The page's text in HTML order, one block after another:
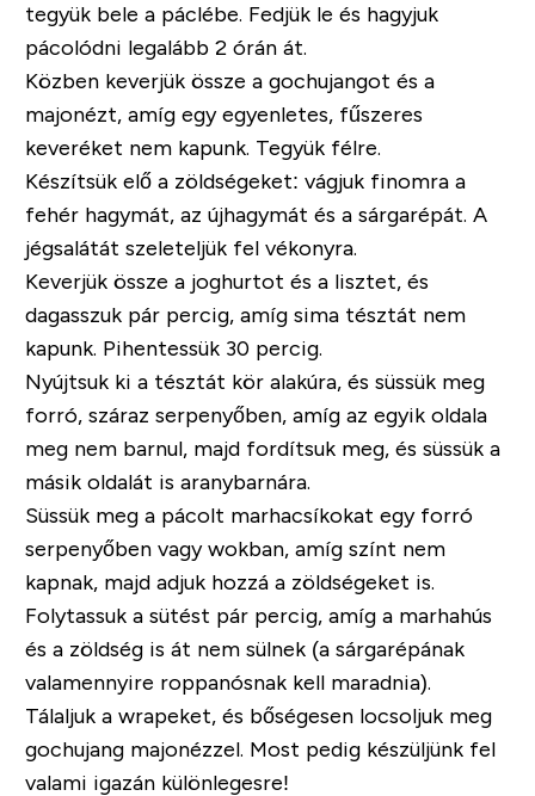
tegyük bele a páclébe. Fedjük le és hagyjuk
pácolódni legalább 2 órán át.
Közben keverjük össze a gochujangot és a
majonézt, amíg egy egyenletes, fűszeres
keveréket nem kapunk. Tegyük félre.
Készítsük elő a zöldségeket: vágjuk finomra a
fehér hagymát, az újhagymát és a sárgarépát. A
jégsalátát szeleteljük fel vékonyra.
Keverjük össze a joghurtot és a lisztet, és
dagasszuk pár percig, amíg sima tésztát nem
kapunk. Pihentessük 30 percig.
Nyújtsuk ki a tésztát kör alakúra, és süssük meg
forró, száraz serpenyőben, amíg az egyik oldala
meg nem barnul, majd fordítsuk meg, és süssük a
másik oldalát is aranybarnára.
Süssük meg a pácolt marhacsíkokat egy forró
serpenyőben vagy wokban, amíg színt nem
kapnak, majd adjuk hozzá a zöldségeket is.
Folytassuk a sütést pár percig, amíg a marhahús
és a zöldség is át nem sülnek (a sárgarépának
valamennyire roppanósnak kell maradnia).
Tálaljuk a wrapeket, és bőségesen locsoljuk meg
gochujang majonézzel. Most pedig készüljünk fel
valami igazán különlegesre!